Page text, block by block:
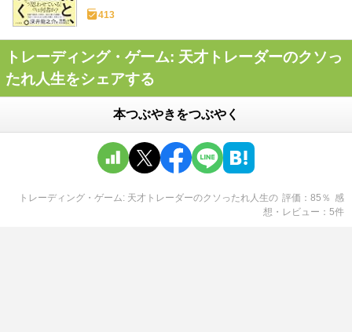
413
トレーディング・ゲーム: 天才トレーダーのクソっ
たれ人生をシェアする
本つぶやきをつぶやく
トレーディング・ゲーム: 天才トレーダーのクソったれ人生の 評価 85 ％ 感
想・レビュー
5件